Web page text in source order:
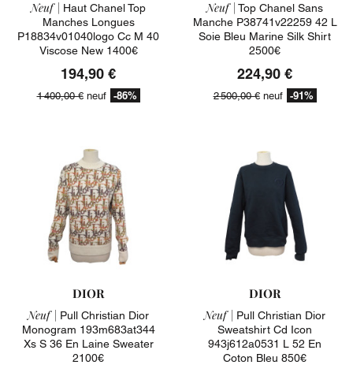
Neuf | Haut Chanel Top
Manches Longues
P18834v01040logo Cc M 40
Viscose New 1400€
194,90 €
1 400,00 €neuf -86%
Neuf | Top Chanel Sans
Manche P38741v22259 42 L
Soie Bleu Marine Silk Shirt
2500€
224,90 €
2 500,00 €neuf -91%
DIOR
Neuf | Pull Christian Dior
Monogram 193m683at344
Xs S 36 En Laine Sweater
2100€
DIOR
Neuf | Pull Christian Dior
Sweatshirt Cd Icon
943j612a0531 L 52 En
Coton Bleu 850€